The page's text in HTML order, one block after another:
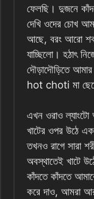
ফেলছি। দুজনে
দেখি ওদের চোখ
আছে, বরং আরো
যাচ্ছিলো। হঠাৎ
দৌড়াদৌড়িতে
hot choti মা
এখন ওরাও
খাটের ওপর উঠে
তখনও রাগে সারা
অবস্থাতেই খাটে
কাঁদতে কাঁদতে
করে দাও, আমরা